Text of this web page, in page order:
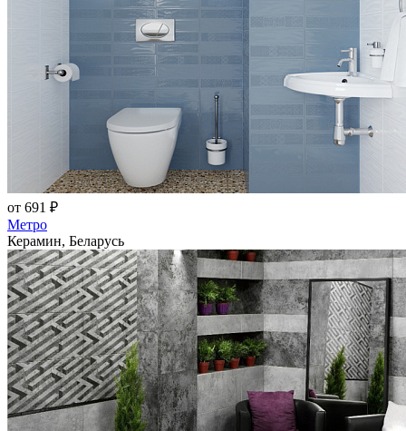
от 691 ₽
Метро
Керамин, Беларусь